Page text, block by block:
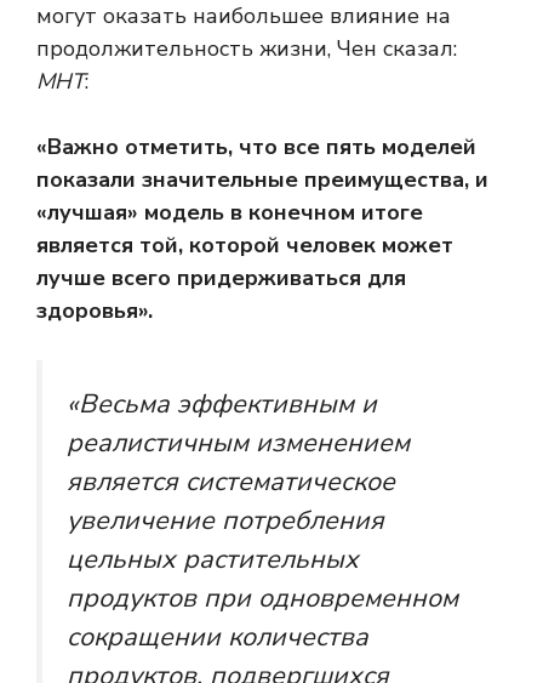
могут оказать наибольшее влияние на
продолжительность жизни, Чен сказал:
МНТ:
«Важно отметить, что все пять моделей
показали значительные преимущества, и
«лучшая» модель в конечном итоге
является той, которой человек может
лучше всего придерживаться для
здоровья».
«Весьма эффективным и
реалистичным изменением
является систематическое
увеличение потребления
цельных растительных
продуктов при одновременном
сокращении количества